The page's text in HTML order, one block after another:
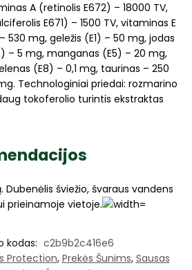
A (retinolis E672) – 18000 TV,
E671) – 1500 TV, vitaminas E
mg, geležis (E1) – 50 mg, jodas
– 5 mg, manganas (E5) – 20 mg,
(E8) – 0,1 mg, taurinas – 250
Technologiniai priedai: rozmarino
tokoferolio turintis ekstraktas
Dubenėlis šviežio, švaraus vandens
prieinamoje vietoje.
kodas: c2b9b2c416e6
Protection, Prekės Šunims, Sausas